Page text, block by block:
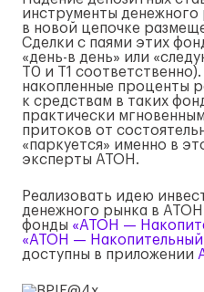
инструменты
в новой цепочке
Сделки с паями этих
«день-в день» или
T0 и T1
накопленные проценты
к средствам в таких
практически
притоков от
«паркуется» именно в
эксперты АТОН.
Реализовать идею
денежного рынка в
фонды «АТОН —
«АТОН — Накопительный
доступны в приложении